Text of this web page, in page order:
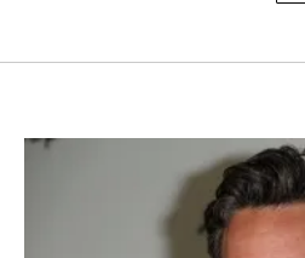
2026-07-25
"بوجاتي ميسترال" الاستثنائية للبيع في
مزاد مونتيري